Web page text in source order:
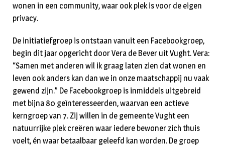
wonen in een community, waar ook plek is voor de eigen
privacy.
De initiatiefgroep is ontstaan vanuit een Facebookgroep,
begin dit jaar opgericht door Vera de Bever uit Vught. Vera:
“Samen met anderen wil ik graag laten zien dat wonen en
leven ook anders kan dan we in onze maatschappij nu vaak
gewend zijn.” De Facebookgroep is inmiddels uitgebreid
met bijna 80 geïnteresseerden, waarvan een actieve
kerngroep van 7. Zij willen in de gemeente Vught een
natuurrijke plek creëren waar iedere bewoner zich thuis
voelt, én waar betaalbaar geleefd kan worden. De groep